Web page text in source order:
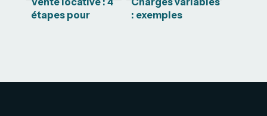
étapes pour
: exemples